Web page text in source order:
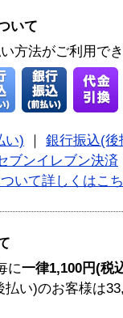
いて
方法がご利用で
い)
銀行振込(後
ブンイレブン決済
いて詳しくはこ
に一律1,100円(税
い)のお客様は